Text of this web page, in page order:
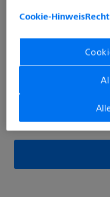
5.000 Credits
Preise inkl. MwSt. zzgl.
Kauf von Foto-
Bitte loggen Sie sich
Cookie-Hinweis